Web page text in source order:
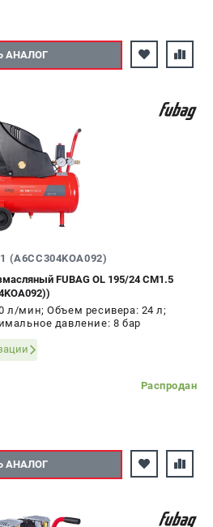
АНАЛОГ
(A6CC304KOA092)
FUBAG OL 195/24 CM1.5
л/мин; Объем ресивера: 24 л;
давление: 8 бар
Распродан
АНАЛОГ